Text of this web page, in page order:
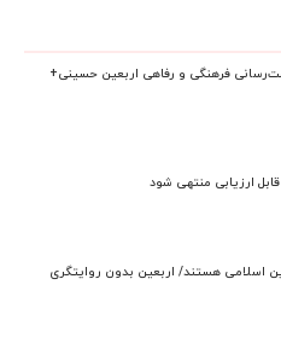
در خدمت‌رسانی فرهنگی و رفاهی اربعین حسینی+
ارزیابی منتهی شود
اسلامی هستند/ اربعین بدون روایتگری